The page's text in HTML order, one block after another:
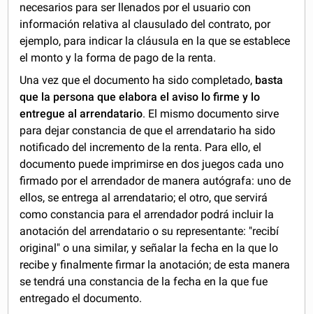
necesarios para ser llenados por el usuario con
información relativa al clausulado del contrato, por
ejemplo, para indicar la cláusula en la que se establece
el monto y la forma de pago de la renta.
Una vez que el documento ha sido completado, basta
que la persona que elabora el aviso lo firme y lo
entregue al arrendatario. El mismo documento sirve
para dejar constancia de que el arrendatario ha sido
notificado del incremento de la renta. Para ello, el
documento puede imprimirse en dos juegos cada uno
firmado por el arrendador de manera autógrafa: uno de
ellos, se entrega al arrendatario; el otro, que servirá
como constancia para el arrendador podrá incluir la
anotación del arrendatario o su representante: "recibí
original" o una similar, y señalar la fecha en la que lo
recibe y finalmente firmar la anotación; de esta manera
se tendrá una constancia de la fecha en la que fue
entregado el documento.